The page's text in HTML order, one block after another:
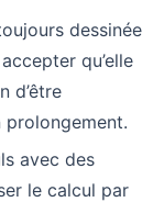
dessinée
accepter qu’elle
d’être
prolongement.
avec des
le calcul par